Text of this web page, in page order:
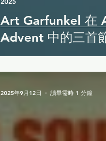
Art Garfunkel 在
Advent 中的三首
2025年9月12日 讀畢需時 1 分鐘